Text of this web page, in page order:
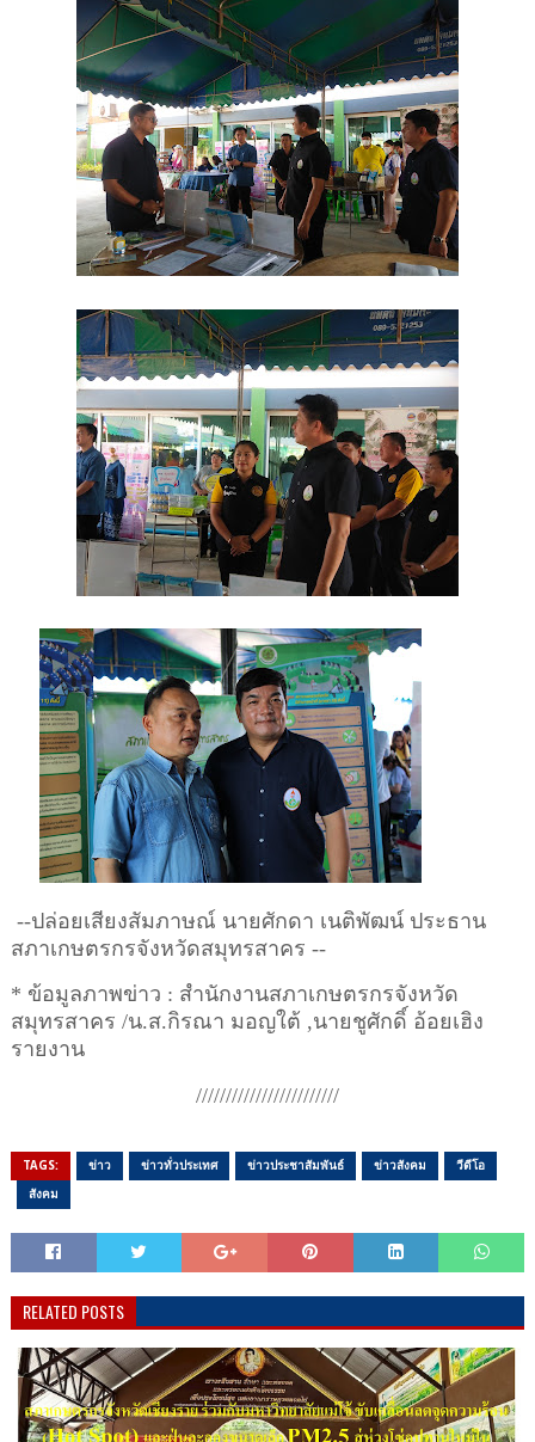
--ปล่อยเสียงสัมภาษณ์ นายศักดา เนติพัฒน์ ประธาน
สภาเกษตรกรจังหวัดสมุทรสาคร --
* ข้อมูลภาพข่าว : สำนักงานสภาเกษตรกรจังหวัด
สมุทรสาคร /น.ส.กิรณา มอญใต้ ,นายชูศักดิ์ อ้อยเฮิง
รายงาน
////////////////////////
TAGS: ข่าว ข่าวทั่วประเทศ ข่าวประชาสัมพันธ์ ข่าวสังคม วีดีโอ
สังคม
RELATED POSTS